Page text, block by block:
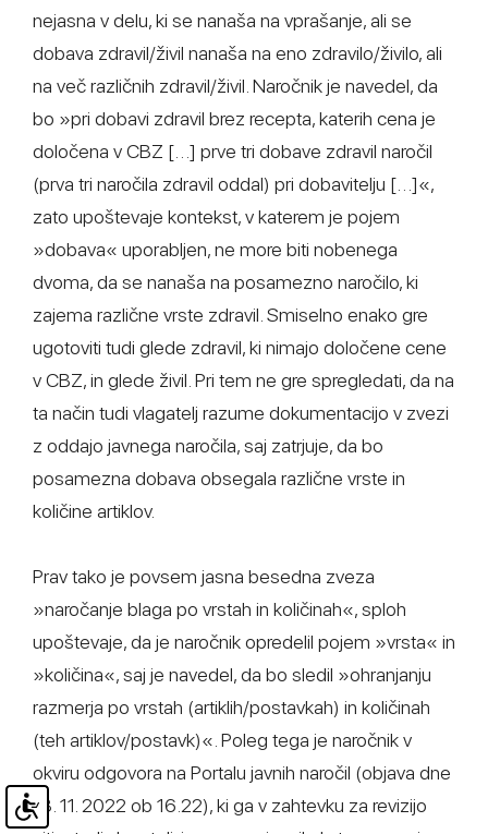
nejasna v delu, ki se nanaša na vprašanje, ali se
dobava zdravil/živil nanaša na eno zdravilo/živilo, ali
na več različnih zdravil/živil. Naročnik je navedel, da
bo »pri dobavi zdravil brez recepta, katerih cena je
določena v CBZ […] prve tri dobave zdravil naročil
(prva tri naročila zdravil oddal) pri dobavitelju […]«,
zato upoštevaje kontekst, v katerem je pojem
»dobava« uporabljen, ne more biti nobenega
dvoma, da se nanaša na posamezno naročilo, ki
zajema različne vrste zdravil. Smiselno enako gre
ugotoviti tudi glede zdravil, ki nimajo določene cene
v CBZ, in glede živil. Pri tem ne gre spregledati, da na
ta način tudi vlagatelj razume dokumentacijo v zvezi
z oddajo javnega naročila, saj zatrjuje, da bo
posamezna dobava obsegala različne vrste in
količine artiklov.
Prav tako je povsem jasna besedna zveza
»naročanje blaga po vrstah in količinah«, sploh
upoštevaje, da je naročnik opredelil pojem »vrsta« in
»količina«, saj je navedel, da bo sledil »ohranjanju
razmerja po vrstah (artiklih/postavkah) in količinah
(teh artiklov/postavk)«. Poleg tega je naročnik v
okviru odgovora na Portalu javnih naročil (objava dne
18. 11. 2022 ob 16.22), ki ga v zahtevku za revizijo